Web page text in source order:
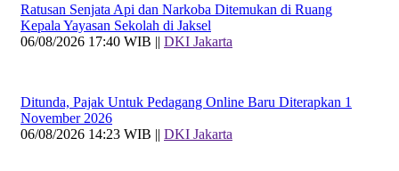
Ratusan Senjata Api dan Narkoba Ditemukan di Ruang
Kepala Yayasan Sekolah di Jaksel
06/08/2026 17:40 WIB || DKI Jakarta
Ditunda, Pajak Untuk Pedagang Online Baru Diterapkan 1
November 2026
06/08/2026 14:23 WIB || DKI Jakarta